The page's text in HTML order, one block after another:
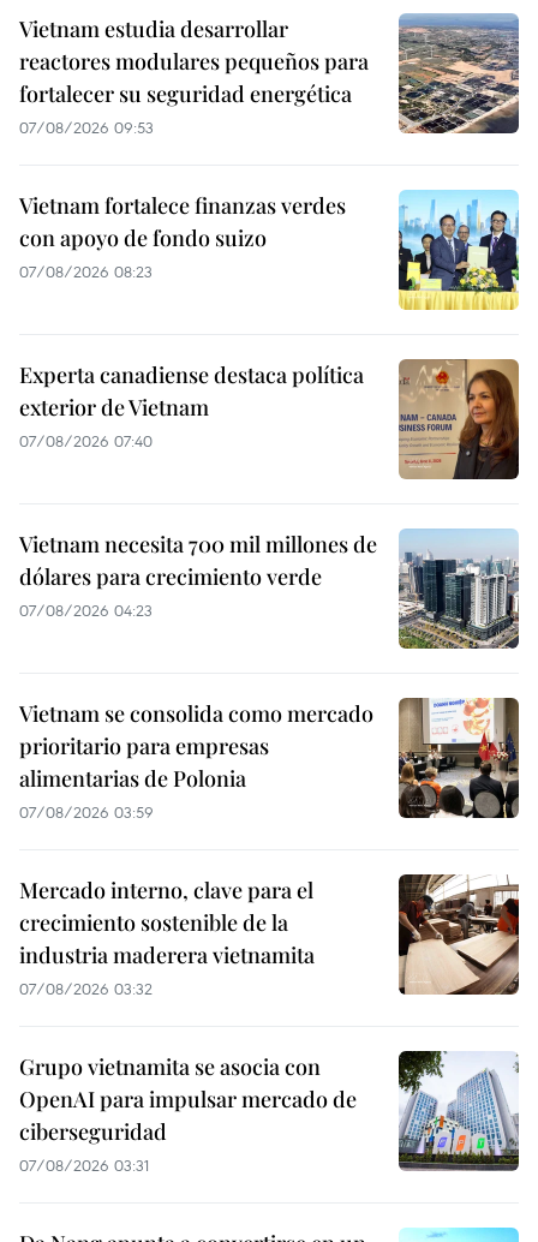
Vietnam estudia desarrollar
reactores modulares pequeños para
fortalecer su seguridad energética
07/08/2026 09:53
Vietnam fortalece finanzas verdes
con apoyo de fondo suizo
07/08/2026 08:23
Experta canadiense destaca política
exterior de Vietnam
07/08/2026 07:40
Vietnam necesita 700 mil millones de
dólares para crecimiento verde
07/08/2026 04:23
Vietnam se consolida como mercado
prioritario para empresas
alimentarias de Polonia
07/08/2026 03:59
Mercado interno, clave para el
crecimiento sostenible de la
industria maderera vietnamita
07/08/2026 03:32
Grupo vietnamita se asocia con
OpenAI para impulsar mercado de
ciberseguridad
07/08/2026 03:31